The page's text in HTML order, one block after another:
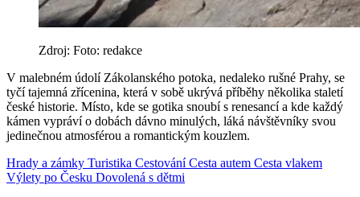
Zdroj: Foto: redakce
V malebném údolí Zákolanského potoka, nedaleko rušné Prahy, se
tyčí tajemná zřícenina, která v sobě ukrývá příběhy několika staletí
české historie. Místo, kde se gotika snoubí s renesancí a kde každý
kámen vypráví o dobách dávno minulých, láká návštěvníky svou
jedinečnou atmosférou a romantickým kouzlem.
Hrady a zámky Turistika CestováníCesta autem Cesta vlakem
Výlety po Česku Dovolená s dětmi